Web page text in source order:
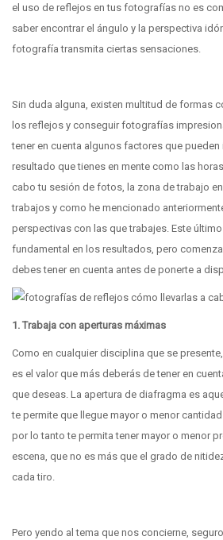
el uso de reflejos en tus fotografías no es
saber encontrar el ángulo y la perspectiva
fotografía transmita ciertas sensaciones.
Sin duda alguna, existen multitud de formas
los reflejos y conseguir fotografías
tener en cuenta algunos factores que
resultado que tienes en mente como las
cabo tu sesión de fotos, la zona de trabajo
trabajos y como he mencionado
perspectivas con las que trabajes. Este
fundamental en los resultados, pero
debes tener en cuenta antes de ponerte a
1. Trabaja con aperturas máximas
Como en cualquier disciplina que se
es el valor que más deberás de tener en
que deseas. La apertura de diafragma es
te permite que llegue mayor o menor
por lo tanto te permita tener mayor o menor
escena, que no es más que el grado de
cada tiro.
Pero yendo al tema que nos concierne,